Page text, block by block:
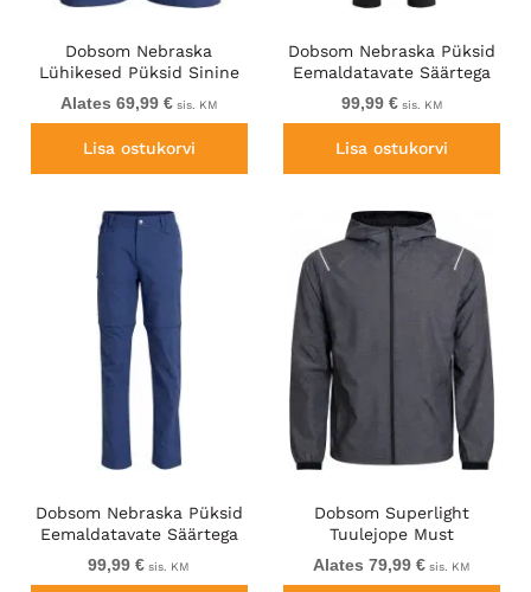
Dobsom Nebraska
Lühikesed Püksid Sinine
Alates 69,99 €sis. KM
Lisa ostukorvi
Dobsom Nebraska Püksid
Eemaldatavate Säärtega
Must
99,99 €sis. KM
Lisa ostukorvi
Dobsom Nebraska Püksid
Eemaldatavate Säärtega
Sinine
99,99 € sis. KM
Dobsom Superlight
Tuulejope Must
Alates 79,99 € sis. KM